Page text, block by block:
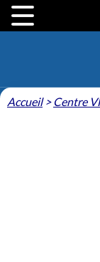
Accueil> Centre